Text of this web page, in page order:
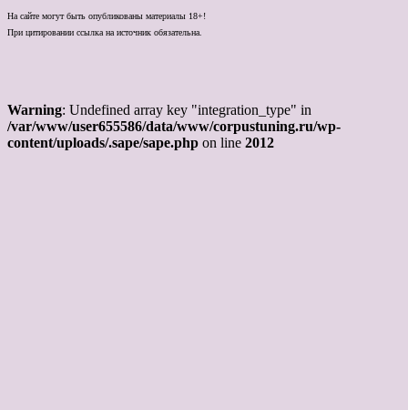
На сайте могут быть опубликованы материалы 18+!
При цитировании ссылка на источник обязательна.
Warning: Undefined array key "integration_type" in
/var/www/user655586/data/www/corpustuning.ru/wp-
content/uploads/.sape/sape.php on line 2012